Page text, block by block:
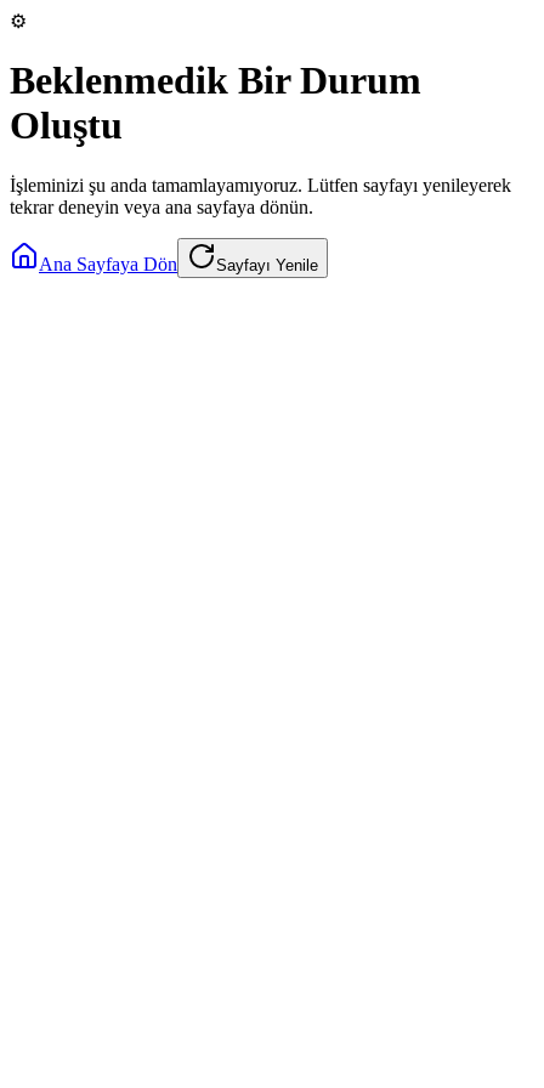
⚙️
Beklenmedik Bir Durum
Oluştu
İşleminizi şu anda tamamlayamıyoruz. Lütfen sayfayı yenileyerek
tekrar deneyin veya ana sayfaya dönün.
Ana Sayfaya Dön Sayfayı Yenile